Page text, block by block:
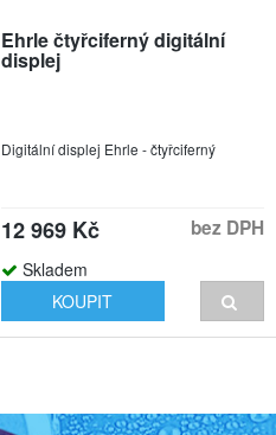
Ehrle čtyřciferný digitální
displej
Digitální displej Ehrle - čtyřciferný
12 969 Kč bez DPH
Skladem
KOUPIT